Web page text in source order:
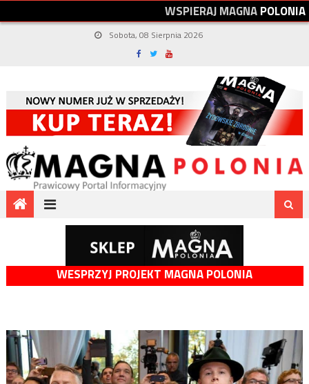
WSPIERAJMAGNAPOLONIA
Sobota, 08 Sierpnia 2026
WESPRZYJ PROJEKT MAGNA POLONIA